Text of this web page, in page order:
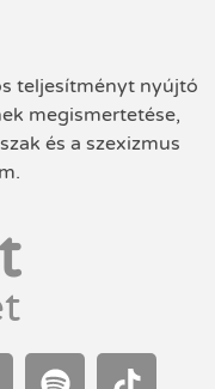
teljesítményt nyújtó
megismertetése,
és a szexizmus